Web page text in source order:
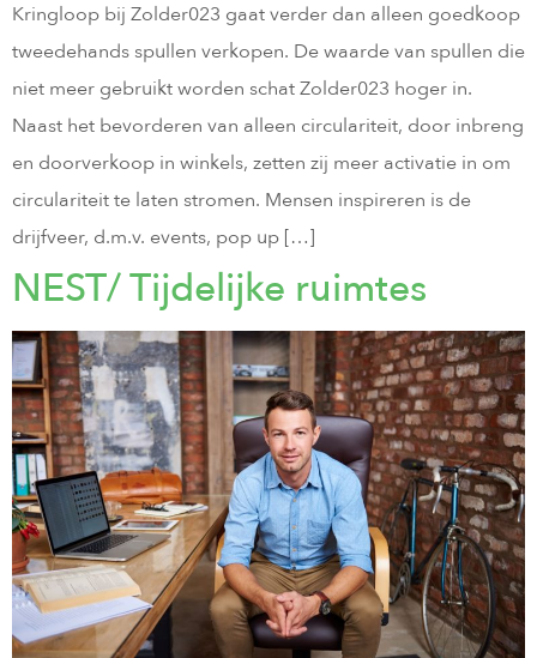
Kringloop bij Zolder023 gaat verder dan alleen goedkoop
tweedehands spullen verkopen. De waarde van spullen die
niet meer gebruikt worden schat Zolder023 hoger in.
Naast het bevorderen van alleen circulariteit, door inbreng
en doorverkoop in winkels, zetten zij meer activatie in om
circulariteit te laten stromen. Mensen inspireren is de
drijfveer, d.m.v. events, pop up […]
NEST/ Tijdelijke ruimtes